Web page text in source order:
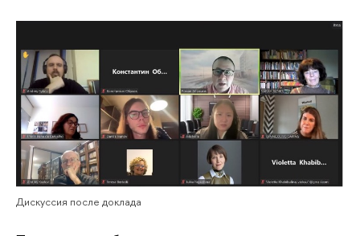
Дискуссия после доклада